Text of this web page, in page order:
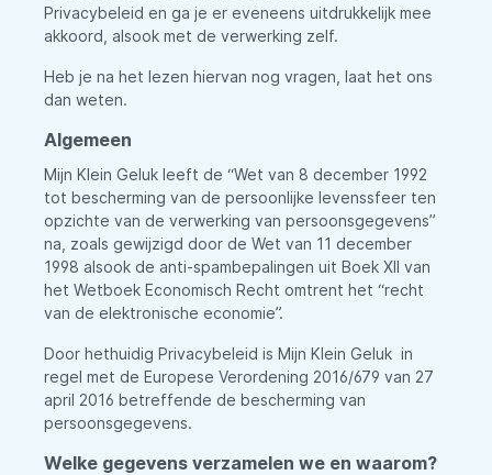
Privacybeleid en ga je er eveneens uitdrukkelijk mee
akkoord, alsook met de verwerking zelf.
Heb je na het lezen hiervan nog vragen, laat het ons
dan weten.
Algemeen
Mijn Klein Geluk leeft de “Wet van 8 december 1992
tot bescherming van de persoonlijke levenssfeer ten
opzichte van de verwerking van persoonsgegevens”
na, zoals gewijzigd door de Wet van 11 december
1998 alsook de anti-spambepalingen uit Boek XII van
het Wetboek Economisch Recht omtrent het “recht
van de elektronische economie”.
Door hethuidig Privacybeleid is Mijn Klein Geluk in
regel met de Europese Verordening 2016/679 van 27
april 2016 betreffende de bescherming van
persoonsgegevens.
Welke gegevens verzamelen we en waarom?